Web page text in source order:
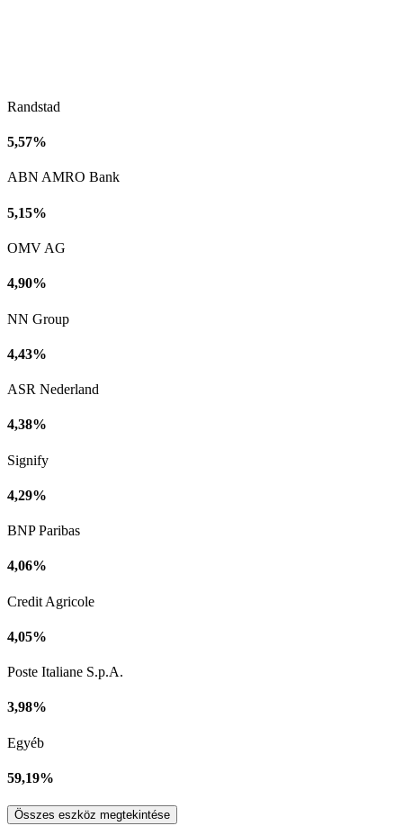
Randstad
5,57%
ABN AMRO Bank
5,15%
OMV AG
4,90%
NN Group
4,43%
ASR Nederland
4,38%
Signify
4,29%
BNP Paribas
4,06%
Credit Agricole
4,05%
Poste Italiane S.p.A.
3,98%
Egyéb
59,19%
Összes eszköz megtekintése